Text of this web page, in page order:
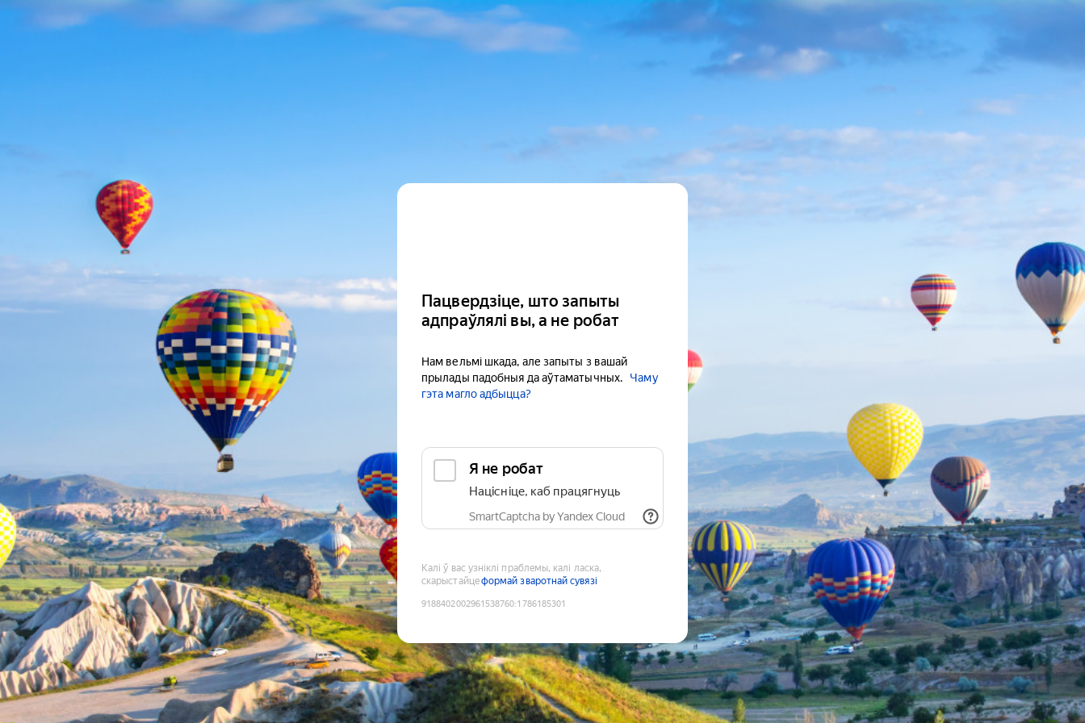
Пацвердзіце, што запыты
адпраўлялі вы, а не робат
Нам вельмі шкада, але запыты з вашай
прылады падобныя да аўтаматычных.
Чаму
гэта магло адбыцца?
Я не робат
Націсніце, каб працягнуць
SmartCaptcha by Yandex Cloud
Калі ў вас узніклі праблемы, калі ласка,
скарыстайцеформай зваротнай сувязі
9188402002961538760:1786185301